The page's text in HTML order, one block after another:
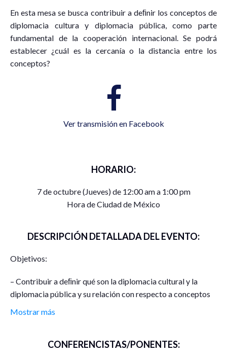
En esta mesa se busca contribuir a deﬁnir los conceptos de
diplomacia cultura y diplomacia pública, como parte
fundamental de la cooperación internacional. Se podrá
establecer ¿cuál es la cercanía o la distancia entre los
conceptos?
Ver transmisión en Facebook
HORARIO:
7 de octubre (Jueves) de 12:00 am a 1:00 pm
Hora de Ciudad de México
DESCRIPCIÓN DETALLADA DEL EVENTO:
Objetivos:
– Contribuir a deﬁnir qué son la diplomacia cultural y la
diplomacia pública y su relación con respecto a conceptos
– Ilustrar de qué manera se conﬁguran la diplomacia cultural
Mostrar más
CONFERENCISTAS/PONENTES: